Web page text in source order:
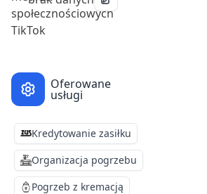
Oferowane
usługi
Kredytowanie zasiłku
Organizacja pogrzebu
Pogrzeb z kremacją